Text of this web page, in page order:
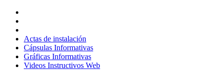
contenido
Actas de instalación
Cápsulas Informativas
Gráficas Informativas
Videos Instructivos Web